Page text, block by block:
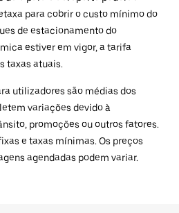
para cobrir o custo mínimo do
de estacionamento do
estiver em vigor, a tarifa
taxas atuais.
utilizadores são médias dos
variações devido à
promoções ou outros fatores.
e taxas mínimas. Os preços
agendadas podem variar.